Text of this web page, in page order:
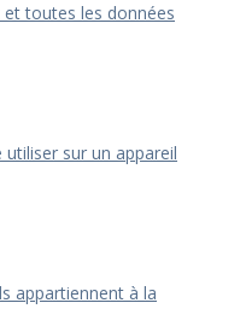
toutes les données
sur un appareil
appartiennent à la